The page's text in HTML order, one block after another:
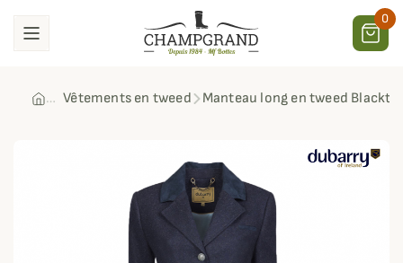
0
Vêtements en tweed Manteau long en tweed